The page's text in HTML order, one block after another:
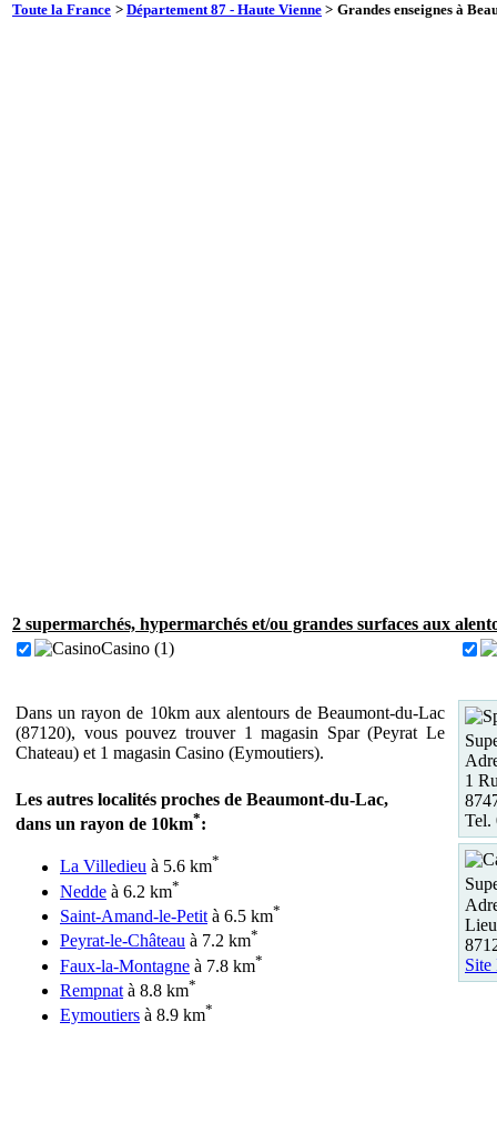
Toute la France > Département 87 - Haute Vienne > Grandes enseignes à
2 supermarchés, hypermarchés et/ou grandes surfaces aux
Casino (1)
Dans un rayon de 10km aux alentours de Beaumont-du-Lac
(87120), vous pouvez trouver 1 magasin Spar (Peyrat Le
Chateau) et 1 magasin Casino (Eymoutiers).
Les autres localités proches de Beaumont-du-Lac,
dans un rayon de 10km*:
La Villedieu à 5.6 km*
Nedde à 6.2 km*
Saint-Amand-le-Petit à 6.5 km*
Peyrat-le-Château à 7.2 km*
Faux-la-Montagne à 7.8 km*
Rempnat à 8.8 km*
Eymoutiers à 8.9 km*
1
Tel.
Site